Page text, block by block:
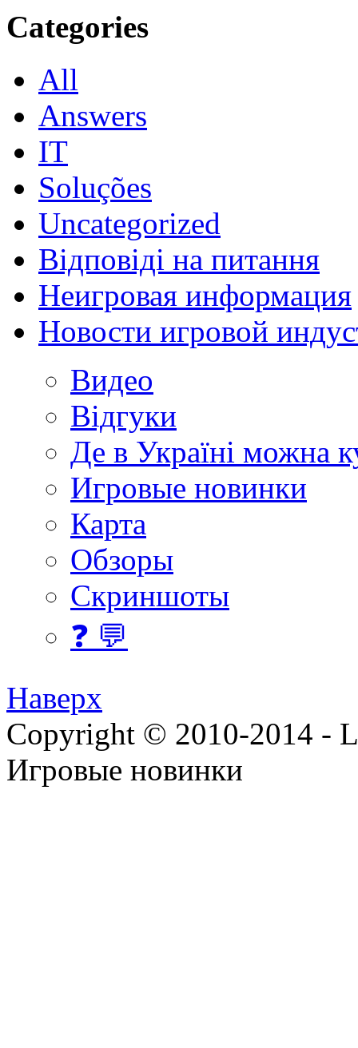
Categories
All
Answers
IT
Soluções
Uncategorized
Відповіді на питання
Неигровая информация
Новости игровой
Видео
Відгуки
Де в Україні можна
Игровые новинки
Карта
Обзоры
Скриншоты
❓ 💬
Наверх
Copyright © 2010-2014 -
Игровые новинки